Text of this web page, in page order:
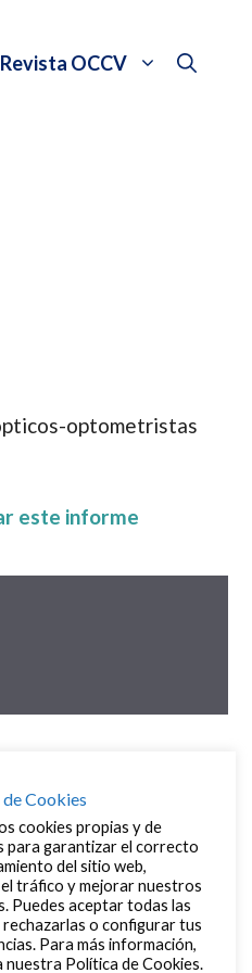
Revista OCCV
optometristas
este informe
Cookies
cookies propias y de
para garantizar el correcto
del sitio web,
tráfico y mejorar nuestros
Puedes aceptar todas las
rechazarlas o configurar tus
Para más información,
nuestra Política de Cookies.